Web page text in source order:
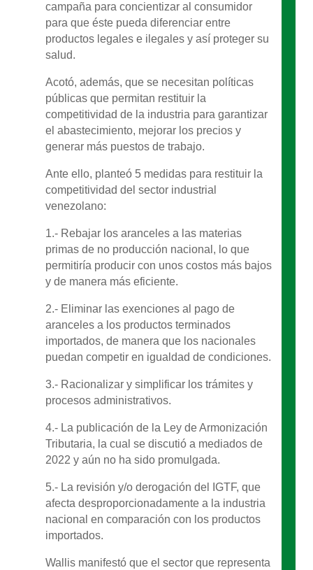
campaña para concientizar al consumidor
para que éste pueda diferenciar entre
productos legales e ilegales y así proteger su
salud.
Acotó, además, que se necesitan políticas
públicas que permitan restituir la
competitividad de la industria para garantizar
el abastecimiento, mejorar los precios y
generar más puestos de trabajo.
Ante ello, planteó 5 medidas para restituir la
competitividad del sector industrial
venezolano:
1.- Rebajar los aranceles a las materias
primas de no producción nacional, lo que
permitiría producir con unos costos más bajos
y de manera más eficiente.
2.- Eliminar las exenciones al pago de
aranceles a los productos terminados
importados, de manera que los nacionales
puedan competir en igualdad de condiciones.
3.- Racionalizar y simplificar los trámites y
procesos administrativos.
4.- La publicación de la Ley de Armonización
Tributaria, la cual se discutió a mediados de
2022 y aún no ha sido promulgada.
5.- La revisión y/o derogación del IGTF, que
afecta desproporcionadamente a la industria
nacional en comparación con los productos
importados.
Wallis manifestó que el sector que representa